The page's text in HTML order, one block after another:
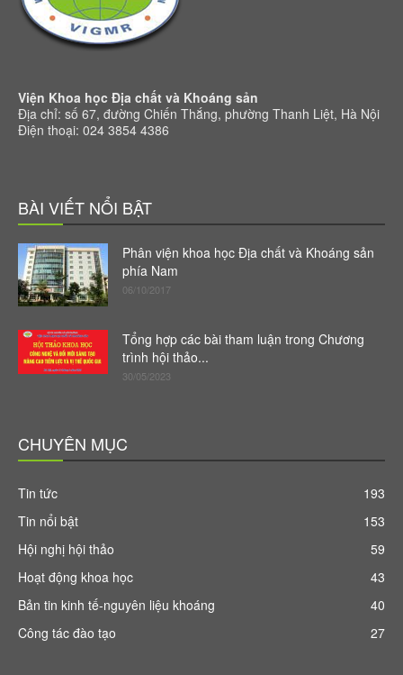
Viện Khoa học Địa chất và Khoáng sản
Địa chỉ: số 67, đường Chiến Thắng, phường Thanh Liệt, Hà Nội
Điện thoại: 024 3854 4386
BÀI VIẾT NỔI BẬT
Phân viện khoa học Địa chất và Khoáng sản
phía Nam
06/10/2017
Tổng hợp các bài tham luận trong Chương
trình hội thảo...
30/05/2023
CHUYÊN MỤC
Tin tức
193
Tin nổi bật
153
Hội nghị hội thảo
59
Hoạt động khoa học
43
Bản tin kinh tế-nguyên liệu khoáng
40
Công tác đào tạo
27